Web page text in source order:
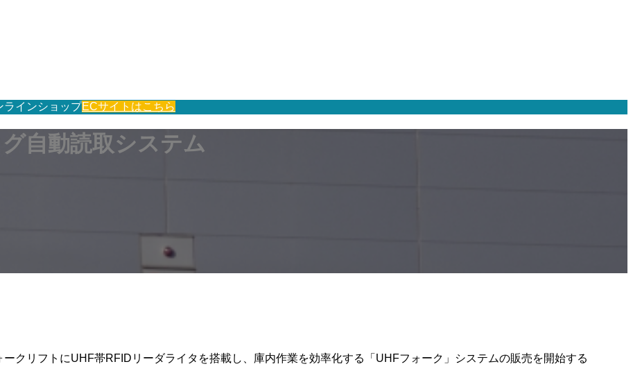
ラインショップECサイトはこちら
自動読取システム
クリフトにUHF帯RFIDリーダライタを搭載し、庫内作業を効率化する「UHFフォーク」システムの販売を開始する